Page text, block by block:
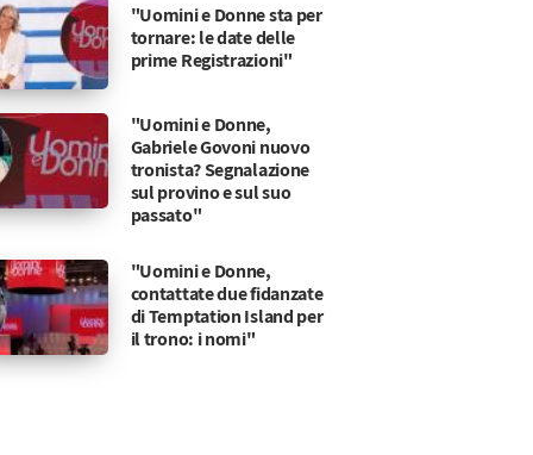
"Uomini e Donne sta per
tornare: le date delle
prime Registrazioni"
"Uomini e Donne,
Gabriele Govoni nuovo
tronista? Segnalazione
sul provino e sul suo
passato"
"Uomini e Donne,
contattate due fidanzate
di Temptation Island per
il trono: i nomi"